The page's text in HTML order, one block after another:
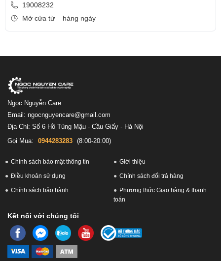
19008232
Mở cửa từ
hàng ngày
Ngọc Nguyễn Care
Email: ngocnguyencare@gmail.com
Địa Chỉ: Số 6 Hồ Tùng Mậu - Cầu Giấy - Hà Nội
Gọi Mua:
0944283283 (8:00-20:00)
Chính sách bảo mật thông tin Giới thiệu
Điều khoản sử dụng Chính sách đổi trả hàng
Chính sách bảo hành
Phương thức Giao hàng & thanh
toán
Kết nối với chúng tôi